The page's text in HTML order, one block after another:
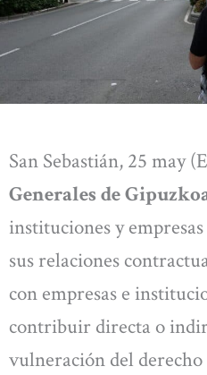
San Sebastián, 25 may
Generales de
instituciones y
sus relaciones
con empresas e
contribuir directa o
vulneración del